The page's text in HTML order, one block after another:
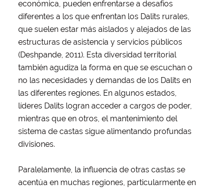
económica, pueden enfrentarse a desafíos
diferentes a los que enfrentan los Dalits rurales,
que suelen estar más aislados y alejados de las
estructuras de asistencia y servicios públicos
(Deshpande, 2011). Esta diversidad territorial
también agudiza la forma en que se escuchan o
no las necesidades y demandas de los Dalits en
las diferentes regiones. En algunos estados,
líderes Dalits logran acceder a cargos de poder,
mientras que en otros, el mantenimiento del
sistema de castas sigue alimentando profundas
divisiones.
Paralelamente, la influencia de otras castas se
acentúa en muchas regiones, particularmente en